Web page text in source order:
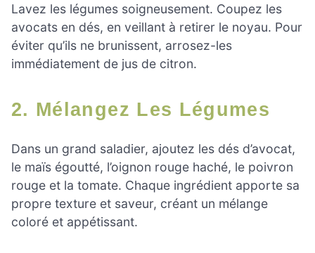
Lavez les légumes soigneusement. Coupez les
avocats en dés, en veillant à retirer le noyau. Pour
éviter qu’ils ne brunissent, arrosez-les
immédiatement de jus de citron.
2. Mélangez Les Légumes
Dans un grand saladier, ajoutez les dés d’avocat,
le maïs égoutté, l’oignon rouge haché, le poivron
rouge et la tomate. Chaque ingrédient apporte sa
propre texture et saveur, créant un mélange
coloré et appétissant.